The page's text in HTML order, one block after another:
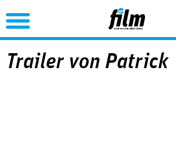
Jump to Navigation
Trailer von Patrick